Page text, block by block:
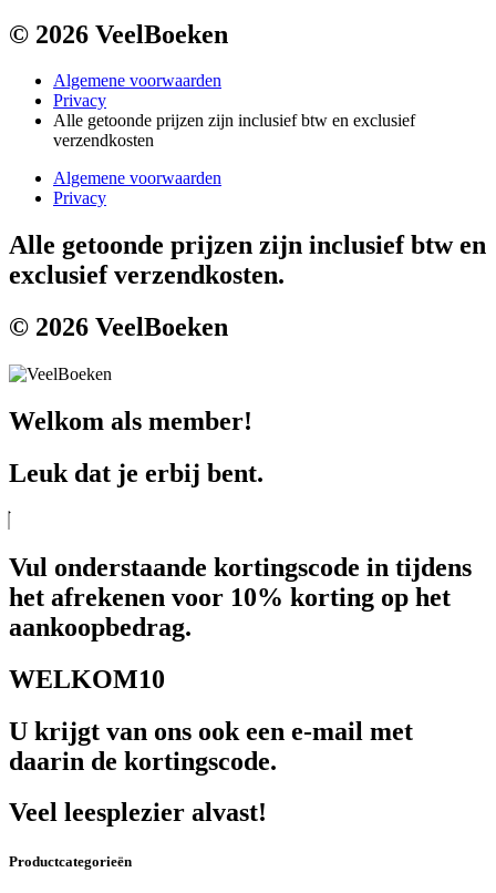
© 2026 VeelBoeken
Algemene voorwaarden
Privacy
Alle getoonde prijzen zijn inclusief btw en exclusief
verzendkosten
Algemene voorwaarden
Privacy
Alle getoonde prijzen zijn inclusief btw en
exclusief verzendkosten.
© 2026 VeelBoeken
Welkom als member!
Leuk dat je erbij bent.
Vul onderstaande kortingscode in tijdens
het afrekenen voor 10% korting op het
aankoopbedrag.
WELKOM10
U krijgt van ons ook een e-mail met
daarin de kortingscode.
Veel leesplezier alvast!
Productcategorieën